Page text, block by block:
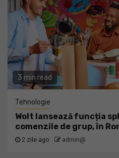
3 min read
Tehnologie
Wolt lansează funcția
comenzile de grup, în
2 zile ago admin@